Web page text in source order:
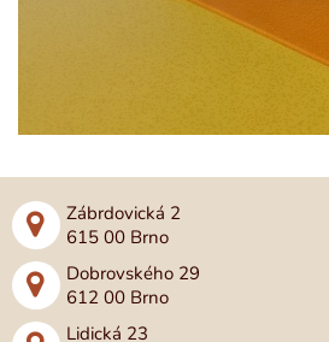
Zábrdovická 2
615 00 Brno
Dobrovského 29
612 00 Brno
Lidická 23